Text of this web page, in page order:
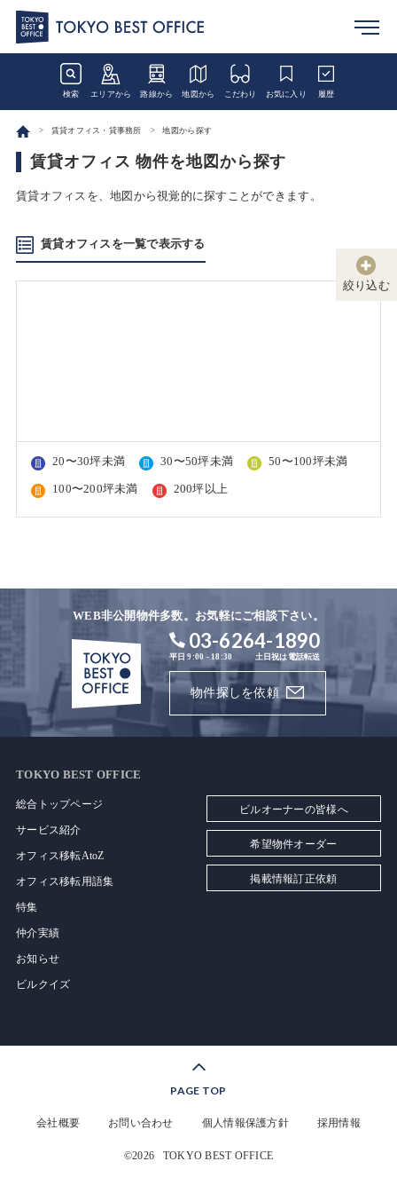
検索 エリアから 路線から 地図から こだわり お気に入り 履歴
賃貸オフィス・貸事務所 地図から探す
賃貸オフィス 物件を地図から探す
賃貸オフィスを、地図から視覚的に探すことができます。
賃貸オフィスを一覧で表示する
絞り込む
20〜30坪未満 30〜50坪未満 50〜100坪未満
100〜200坪未満 200坪以上
WEB非公開物件多数。お気軽にご相談下さい。
03-6264-1890
平日 9:00 - 18:30 土日祝は電話転送
物件探しを依頼
TOKYO BEST OFFICE
総合トップページ
サービス紹介
オフィス移転AtoZ
オフィス移転用語集
特集
仲介実績
お知らせ
ビルクイズ
ビルオーナーの皆様へ
希望物件オーダー
掲載情報訂正依頼
PAGE TOP
会社概要 お問い合わせ 個人情報保護方針 採用情報
©2026 TOKYO BEST OFFICE